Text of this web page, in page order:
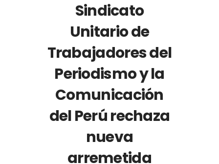
Sindicato
Unitario de
Trabajadores del
Periodismo y la
Comunicación
del Perú rechaza
nueva
arremetida